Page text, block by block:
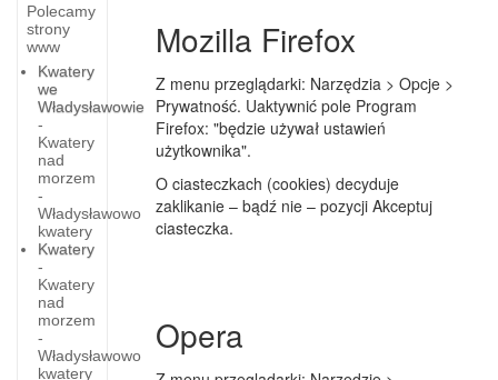
Polecamy
strony
www
Kwatery
we
Władysławowie
-
Kwatery
nad
morzem
-
Władysławowo
kwatery
Kwatery
-
Kwatery
nad
morzem
-
Władysławowo
kwatery
Mozilla Firefox
Z menu przeglądarki: Narzędzia > Opcje >
Prywatność. Uaktywnić pole Program
Firefox: "będzie używał ustawień
użytkownika".
O ciasteczkach (cookies) decyduje
zaklikanie – bądź nie – pozycji Akceptuj
ciasteczka.
Opera